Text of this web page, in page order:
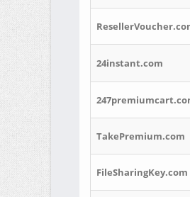
24instant.com
TakePremium.com
FileSharingKey.com